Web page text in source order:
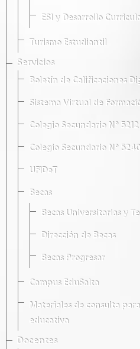
ESI y Desarrollo
Turismo Estudiantil
Servicios
Boletín de Calificaciones
Sistema Virtual de
Colegio Secundario Nº 5212
Colegio Secundario Nº 5240
UFIDeT
Becas
Becas Universitarias y
Dirección de Becas
Becas Progresar
Campus EduSalta
Materiales de consulta
educativa
Docentes